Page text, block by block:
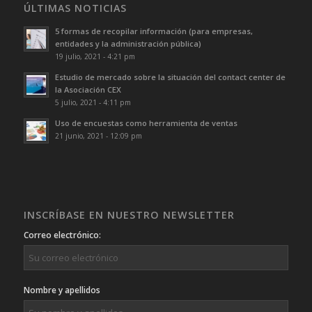
ÚLTIMAS NOTICIAS
5 formas de recopilar información (para empresas,
entidades y la administración pública)
19 julio, 2021 - 4:21 pm
Estudio de mercado sobre la situación del contact center de
la Asociación CEX
5 julio, 2021 - 4:11 pm
Uso de encuestas como herramienta de ventas
21 junio, 2021 - 12:09 pm
INSCRÍBASE EN NUESTRO NEWSLETTER
Correo electrónico:
Nombre y apellidos